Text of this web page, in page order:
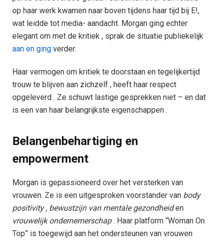
op haar werk kwamen naar boven tijdens haar tijd bij E!,
wat leidde tot media- aandacht. Morgan ging echter
elegant om met de kritiek , sprak de situatie publiekelijk
aan en ging verder.
Haar vermogen om kritiek te doorstaan en tegelijkertijd
trouw te blijven aan zichzelf , heeft haar respect
opgeleverd . Ze schuwt lastige gesprekken niet – en dat
is een van haar belangrijkste eigenschappen .
Belangenbehartiging en
empowerment
Morgan is gepassioneerd over het versterken van
vrouwen. Ze is een uitgesproken voorstander van body
positivity, bewustzijn van mentale gezondheiden
vrouwelijk ondernemerschap. Haar platform “Woman On
Top” is toegewijd aan het ondersteunen van vrouwen